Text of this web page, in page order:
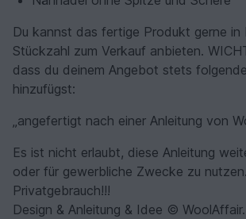
Du kannst das fertige Produkt gerne in
Stückzahl zum Verkauf anbieten.
dass du deinem Angebot stets
hinzufügst:
„angefertigt nach einer Anleitung von
Es ist nicht erlaubt, diese Anleitung
oder für gewerbliche Zwecke zu
Privatgebrauch!!!
Design & Anleitung & Idee ©